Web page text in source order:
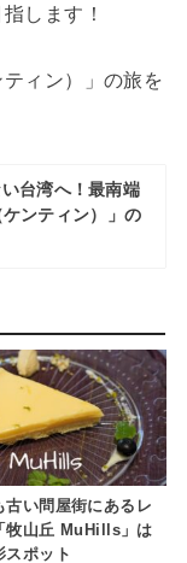
します！
ィン）」の旅を
台湾へ！最南端
ンティン）」の
古い問屋街にあるレ
牧山丘 MuHills」は
スポット